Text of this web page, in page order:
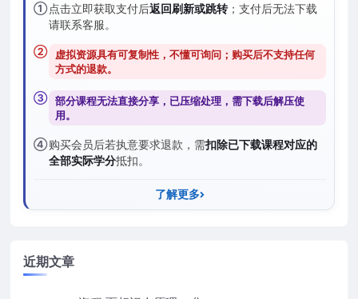
①点击立即获取支付后返回刷新或跳转；支付后无法下载
请联系客服。
② 虚拟资源具有可复制性，不懂可询问；购买后不支持任何
方式的退款。
③ 部分课程无法直接分享，已压缩处理，需下载后解压使
用。
④购买会员后若执意要求退款，需扣除已下载课程对应的
全部实际学分抵扣。
了解更多
近期文章